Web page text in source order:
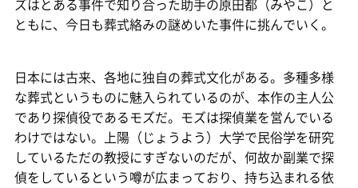
ズはとある事件で知り合った助手の原田都（みやこ）と
ともに、今日も葬式絡みの謎めいた事件に挑んでいく。
日本には古来、各地に独自の葬式文化がある。多種多様
な葬式というものに魅入られているのが、本作の主人公
であり探偵役であるモズだ。モズは探偵業を営んでいる
わけではない。上陽（じょうよう）大学で民俗学を研究
しているただの教授にすぎないのだが、何故か副業で探
偵をしているという噂が広まっており、持ち込まれる依